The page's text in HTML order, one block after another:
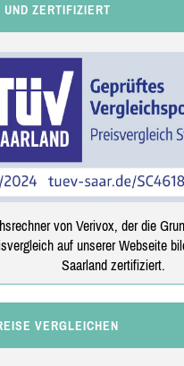
UND ZERTIFIZIERT
von Verivox, der die
auf unserer Webseite
Saarland zertifiziert.
VERGLEICHEN